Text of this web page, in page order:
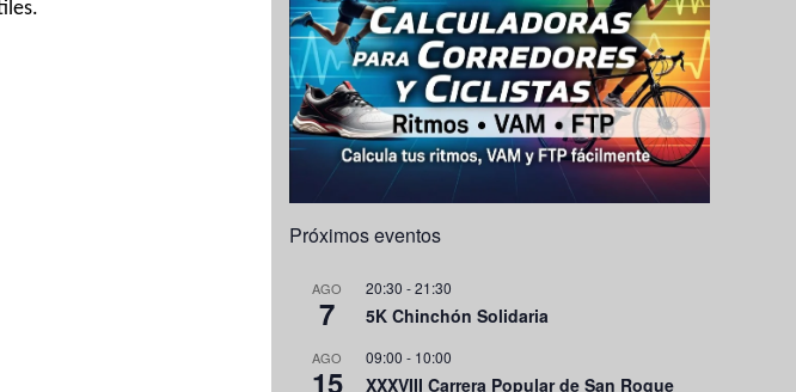
Próximos eventos
AGO
7
20:30 -21:30
5K Chinchón Solidaria
AGO
15
09:00 - 10:00
XXXVIII Carrera Popular de San Roque